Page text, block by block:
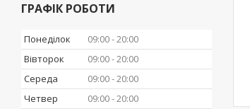
ГРАФІК РОБОТИ
Понеділок 09:00 20:00
Вівторок
09:00 20:00
Середа
09:00 20:00
Четвер
09:00 20:00